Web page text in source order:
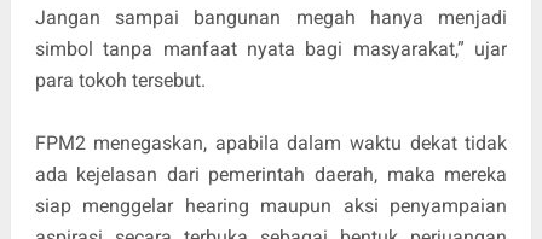
Jangan sampai bangunan megah hanya menjadi
simbol tanpa manfaat nyata bagi masyarakat,” ujar
para tokoh tersebut.
FPM2 menegaskan, apabila dalam waktu dekat tidak
ada kejelasan dari pemerintah daerah, maka mereka
siap menggelar hearing maupun aksi penyampaian